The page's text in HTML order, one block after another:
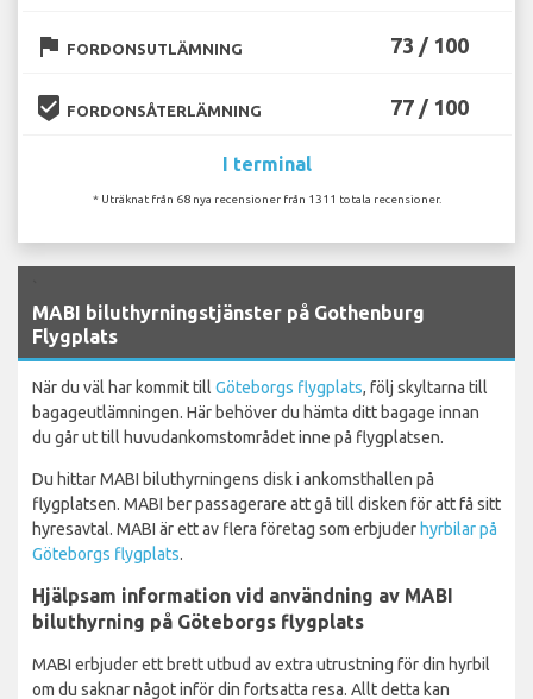
flag FORDONSUTLÄMNING 73 / 100
beenhere FORDONSÅTERLÄMNING 77 / 100
I terminal
* Uträknat från 68 nya recensioner från 1311 totala recensioner.
MABI biluthyrningstjänster på Gothenburg
Flygplats
När du väl har kommit till Göteborgs flygplats, följ skyltarna till
bagageutlämningen. Här behöver du hämta ditt bagage innan
du går ut till huvudankomstområdet inne på flygplatsen.
Du hittar MABI biluthyrningens disk i ankomsthallen på
flygplatsen. MABI ber passagerare att gå till disken för att få sitt
hyresavtal. MABI är ett av flera företag som erbjuderhyrbilar på
Göteborgs flygplats.
Hjälpsam information vid användning av MABI
biluthyrning på Göteborgs flygplats
MABI erbjuder ett brett utbud av extra utrustning för din hyrbil
om du saknar något inför din fortsatta resa. Allt detta kan